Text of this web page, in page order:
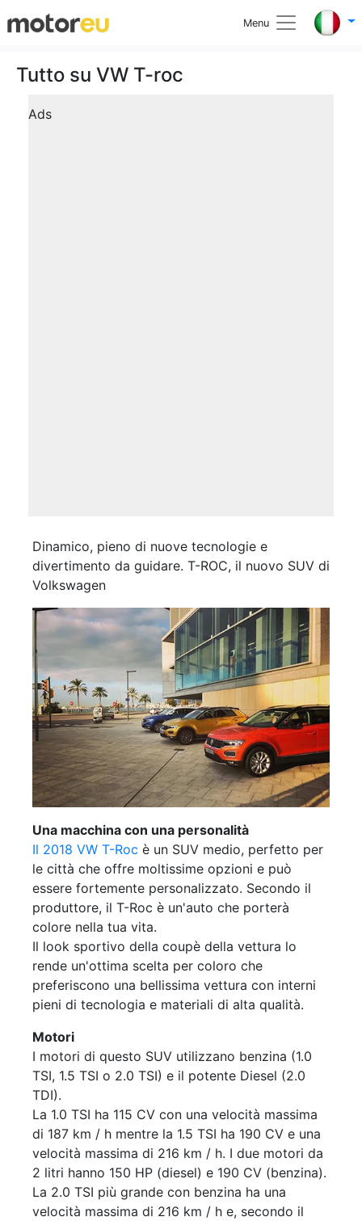
Menu
Tutto su VW T-roc
Ads
Dinamico, pieno di nuove tecnologie e
divertimento da guidare. T-ROC, il nuovo SUV di
Volkswagen
Una macchina con una personalità
Il 2018 VW T-Roc è un SUV medio, perfetto per
le città che offre moltissime opzioni e può
essere fortemente personalizzato. Secondo il
produttore, il T-Roc è un'auto che porterà
colore nella tua vita.
Il look sportivo della coupè della vettura lo
rende un'ottima scelta per coloro che
preferiscono una bellissima vettura con interni
pieni di tecnologia e materiali di alta qualità.
Motori
I motori di questo SUV utilizzano benzina (1.0
TSI, 1.5 TSI o 2.0 TSI) e il potente Diesel (2.0
TDI).
La 1.0 TSI ha 115 CV con una velocità massima
di 187 km / h mentre la 1.5 TSI ha 190 CV e una
velocità massima di 216 km / h. I due motori da
2 litri hanno 150 HP (diesel) e 190 CV (benzina).
La 2.0 TSI più grande con benzina ha una
velocità massima di 216 km / h e, secondo il